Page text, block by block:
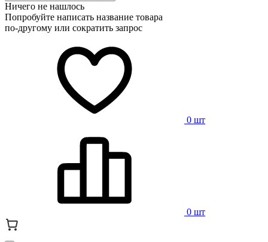
Ничего не нашлось
Попробуйте написать название товара
по-другому или сократить запрос
0 шт
0 шт